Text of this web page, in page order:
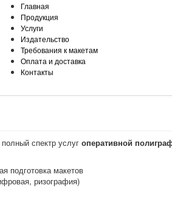
Главная
Продукция
Услуги
Издательство
Требования к макетам
Оплата и доставка
Контакты
спектр услуг оперативной
подготовка макетов
ризография)